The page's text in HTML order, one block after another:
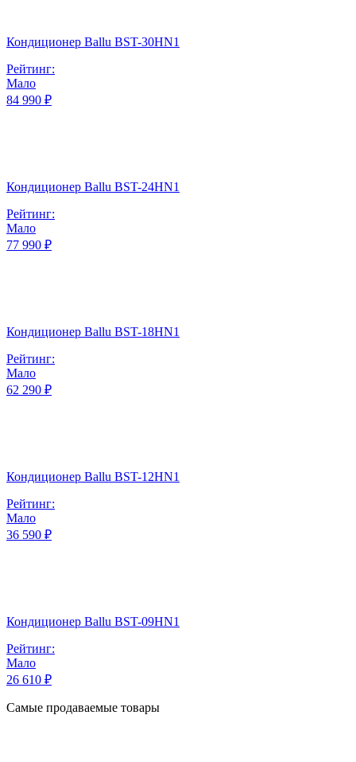
Кондиционер Ballu BST-30HN1
Рейтинг:
Мало
84 990 ₽
Кондиционер Ballu BST-24HN1
Рейтинг:
Мало
77 990 ₽
Кондиционер Ballu BST-18HN1
Рейтинг:
Мало
62 290 ₽
Кондиционер Ballu BST-12HN1
Рейтинг:
Мало
36 590 ₽
Кондиционер Ballu BST-09HN1
Рейтинг:
Мало
26 610 ₽
Самые продаваемые товары